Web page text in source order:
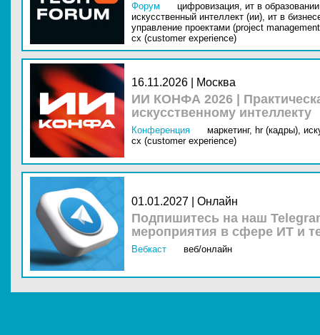
Форум цифровизация, ит в
искусственный интеллект (ии), ит в
управление проектами (project
cx (customer experience)
16.11.2026 | Москва
ИИ КОНФА 2026 |
искусственному интеллекту
Конференция маркетинг, hr (кадры),
cx (customer experience)
01.01.2027 | Онлайн
Подпишитесь на наш
мероприятия в сфере ИТ и
Вебкаст веб/онлайн